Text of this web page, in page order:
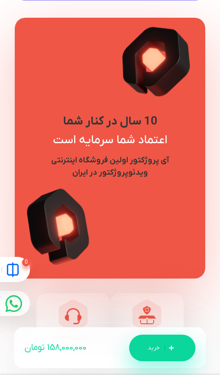
10 سال در کنار شما
اعتماد شما سرمایه است
آی پروژکتور اولین فروشگاه اینترنتی
ویدئوپروژکتور در ایران
7 روز ضمانت برگشت کالا
158,000,000 تومان